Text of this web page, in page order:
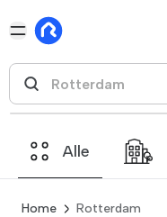
Alle
Home Rotterdam